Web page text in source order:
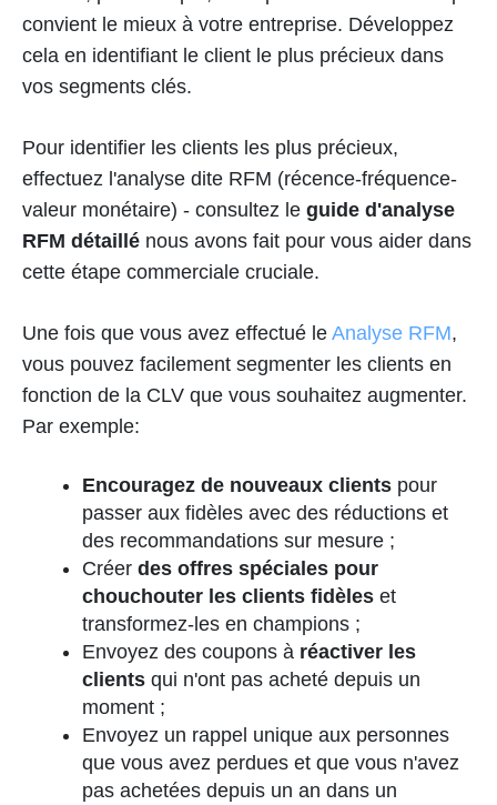
convient le mieux à votre entreprise. Développez
cela en identifiant le client le plus précieux dans
vos segments clés.
Pour identifier les clients les plus précieux,
effectuez l'analyse dite RFM (récence-fréquence-
valeur monétaire) - consultez le guide d'analyse
RFM détaillé nous avons fait pour vous aider dans
cette étape commerciale cruciale.
Une fois que vous avez effectué le Analyse RFM,
vous pouvez facilement segmenter les clients en
fonction de la CLV que vous souhaitez augmenter.
Par exemple:
Encouragez de nouveaux clients pour
passer aux fidèles avec des réductions et
des recommandations sur mesure ;
Créer des offres spéciales pour
chouchouter les clients fidèles et
transformez-les en champions ;
Envoyez des coupons à réactiver les
clients qui n'ont pas acheté depuis un
moment ;
Envoyez un rappel unique aux personnes
que vous avez perdues et que vous n'avez
pas achetées depuis un an dans un